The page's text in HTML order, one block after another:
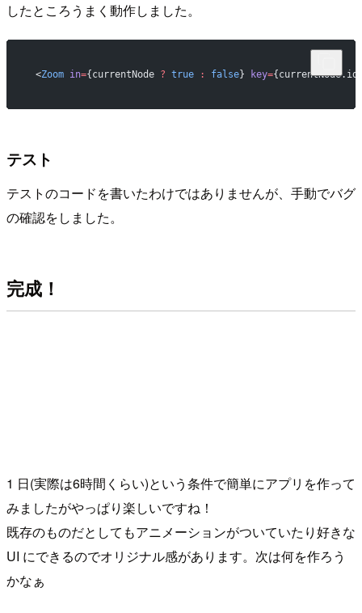
したところうまく動作しました。
<Zoom in={currentNode ? true : false} key=
テスト
テストのコードを書いたわけではありませんが、手動でバグ
の確認をしました。
完成！
1 日(実際は6時間くらい)という条件で簡単にアプリを作って
みましたがやっぱり楽しいですね！
既存のものだとしてもアニメーションがついていたり好きな
UI にできるのでオリジナル感があります。次は何を作ろう
かなぁ